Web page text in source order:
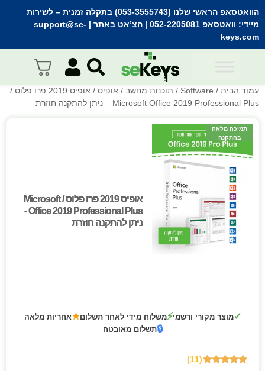
הוואטסאפ הראשי שלנו (053-3555743) בתקלה זמנית
– לשירות
מיידי: וואטסאפ 052-2205081 | הצ’אט באתר | support@se-
keys.com
עמוד הבית /
Software
/ תוכנות מחשב / אופיס
/ אופיס 2019 פרו פלוס /
Microsoft Office 2019 Professional Plus – ניתן להתקנה חוזרת
אופיס 2019 פרו פלוס / Microsoft
Office 2019 Professional Plus -
ניתן להתקנה חוזרת
אופיס 2019 פרו פלוס / Microsoft
Office 2019 Professional Plus -
ניתן להתקנה חוזרת
תמיכה מלאה
בהתקנה
✓מוצר מקורי ורשמי⚡משלוח מידי לאחר תשלום★אחריות מלאה
🔒תשלום מאובטח
(11)